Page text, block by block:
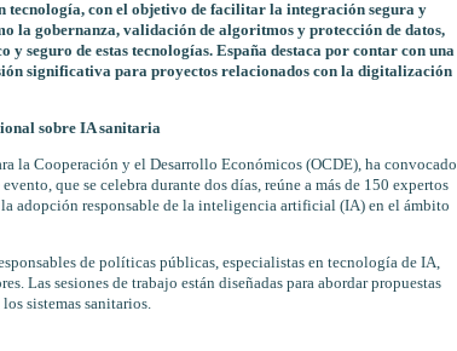
tecnología, con el objetivo de facilitar la integración segura y
la gobernanza, validación de algoritmos y protección de datos,
seguro de estas tecnologías. España destaca por contar con una
significativa para proyectos relacionados con la digitalización
sobre IA sanitaria
la Cooperación y el Desarrollo Económicos (OCDE), ha convocado
que se celebra durante dos días, reúne a más de 150 expertos
adopción responsable de la inteligencia artificial (IA) en el ámbito
de políticas públicas, especialistas en tecnología de IA,
Las sesiones de trabajo están diseñadas para abordar propuestas
sistemas sanitarios.